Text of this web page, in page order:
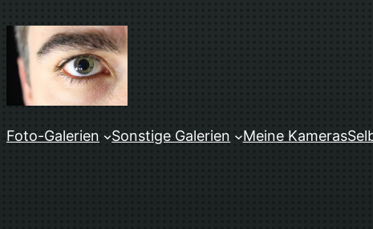
Inhalt
springen
Foto-Galerien Sonstige Galerien Meine Kameras